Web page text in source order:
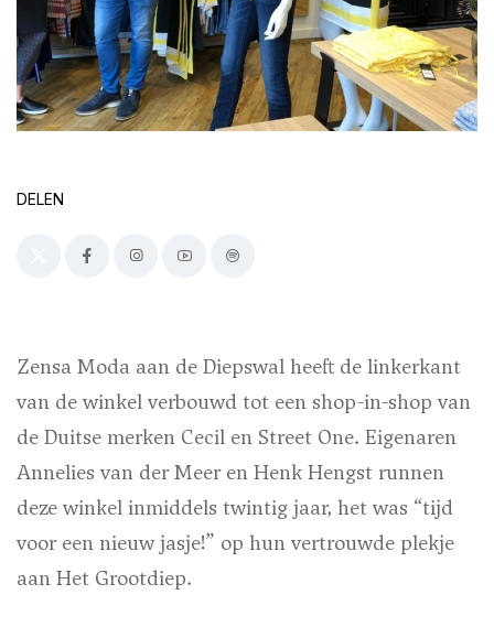
DELEN
Zensa Moda aan de Diepswal heeft de linkerkant
van de winkel verbouwd tot een shop-in-shop van
de Duitse merken Cecil en Street One. Eigenaren
Annelies van der Meer en Henk Hengst runnen
deze winkel inmiddels twintig jaar, het was “tijd
voor een nieuw jasje!” op hun vertrouwde plekje
aan Het Grootdiep.